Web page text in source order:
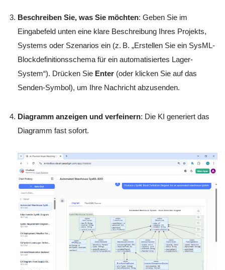
Beschreiben Sie, was Sie möchten: Geben Sie im
Eingabefeld unten eine klare Beschreibung Ihres Projekts,
Systems oder Szenarios ein (z. B. „Erstellen Sie ein SysML-
Blockdefinitionsschema für ein automatisiertes Lager-
System“). Drücken Sie Enter (oder klicken Sie auf das
Senden-Symbol), um Ihre Nachricht abzusenden.
Diagramm anzeigen und verfeinern: Die KI generiert das
Diagramm fast sofort.